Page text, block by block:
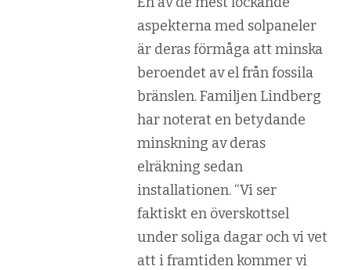
aspekterna med solpaneler
är deras förmåga att minska
beroendet av el från fossila
bränslen. Familjen Lindberg
har noterat en betydande
minskning av deras
elräkning sedan
installationen. “Vi ser
faktiskt en överskottsel
under soliga dagar och vi vet
att i framtiden kommer vi